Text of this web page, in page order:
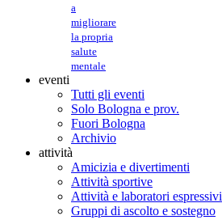
a
migliorare
la propria
salute
mentale
eventi
Tutti gli eventi
Solo Bologna e prov.
Fuori Bologna
Archivio
attività
Amicizia e divertimenti
Attività sportive
Attività e laboratori espressivi
Gruppi di ascolto e sostegno